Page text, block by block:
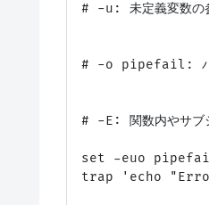
# -u: 未定義変数の
# -o pipefail: パイ
# -E: 関数内やサブ
set -euo
trap 'echo